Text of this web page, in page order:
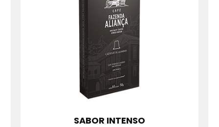
SABOR INTENSO